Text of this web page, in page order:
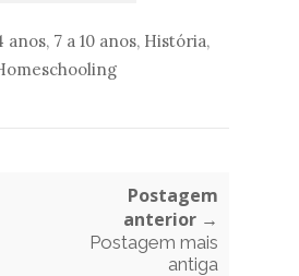
anos, 7 a 10 anos, História,
Postagem
anterior →
Postagem mais
antiga